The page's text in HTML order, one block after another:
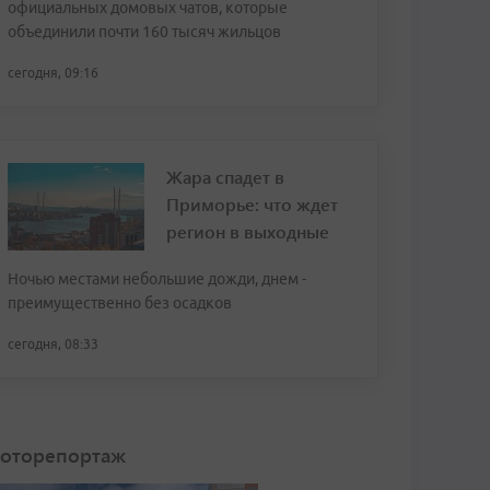
официальных домовых чатов, которые
объединили почти 160 тысяч жильцов
сегодня, 09:16
Жара спадет в
Приморье: что ждет
регион в выходные
Ночью местами небольшие дожди, днем -
преимущественно без осадков
сегодня, 08:33